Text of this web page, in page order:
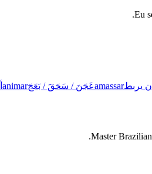
Eu
أن يربطamassarعَجَنَ / سَحَقَ / بَعَجَanimar
Master